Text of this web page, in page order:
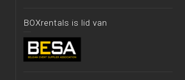
BOXrentals is lid van